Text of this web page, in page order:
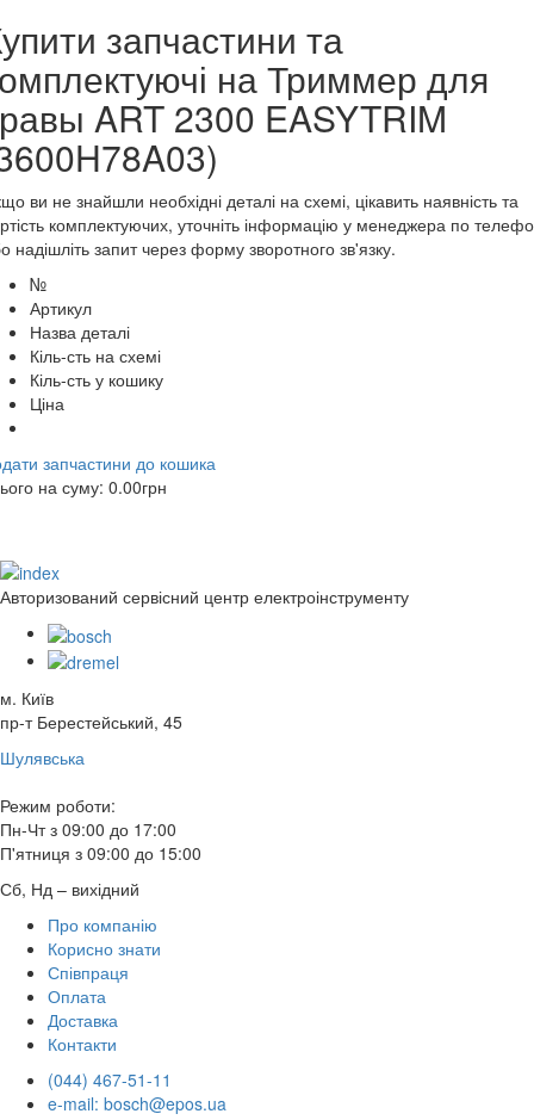
запчастини та
на Триммер для
ART 2300 EASYTRIM
ви не знайшли необхідні деталі на схемі, цікавить наявність та
комплектуючих, уточніть інформацію у менеджера по
надішліть запит через форму зворотного зв'язку.
№
Артикул
Назва деталі
Кіль-сть на схемі
Кіль-сть у кошику
Ціна
запчастини до кошика
на суму: 0.00грн
Авторизований сервісний центр електроінструменту
м. Київ
пр-т Берестейський, 45
Шулявська
Режим роботи:
Пн-Чт з 09:00 до 17:00
П'ятниця з 09:00 до 15:00
Сб, Нд – вихідний
Про компанію
Корисно знати
Співпраця
Оплата
Доставка
Контакти
(044) 467-51-11
e-mail: bosch@epos.ua